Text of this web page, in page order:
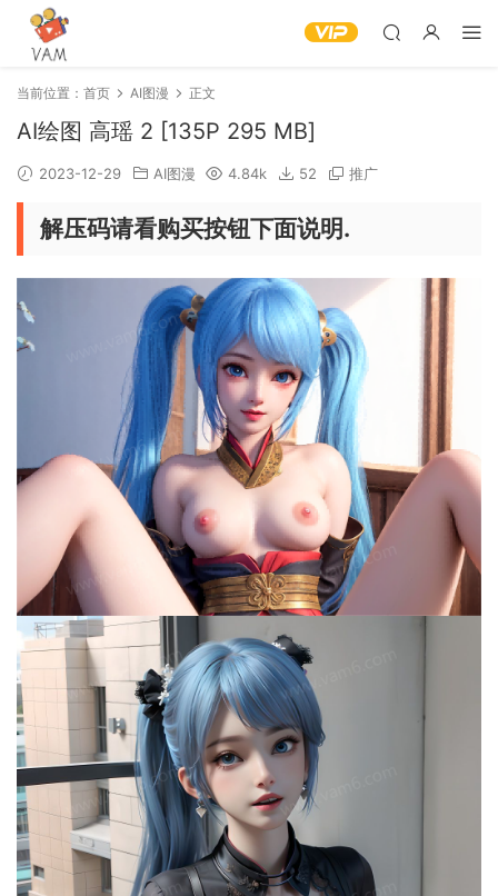
当前位置： 首页 AI图漫 正文
AI绘图 高瑶 2 [135P 295 MB]
2023-12-29 AI图漫 4.84k 52 推广
解压码请看购买按钮下面说明.